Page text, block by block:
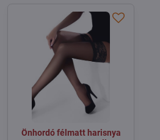
Önhordó félmatt harisnya